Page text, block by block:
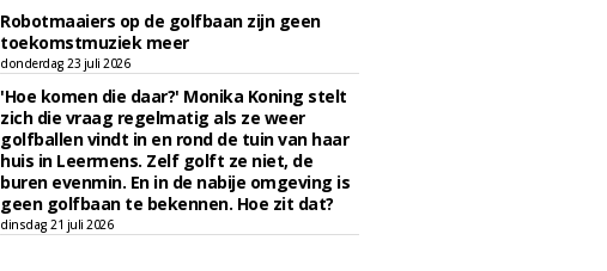
Robotmaaiers op de golfbaan zijn geen
toekomstmuziek meer
donderdag 23 juli 2026
'Hoe komen die daar?' Monika Koning stelt
zich die vraag regelmatig als ze weer
golfballen vindt in en rond de tuin van haar
huis in Leermens. Zelf golft ze niet, de
buren evenmin. En in de nabije omgeving is
geen golfbaan te bekennen. Hoe zit dat?
dinsdag 21 juli 2026